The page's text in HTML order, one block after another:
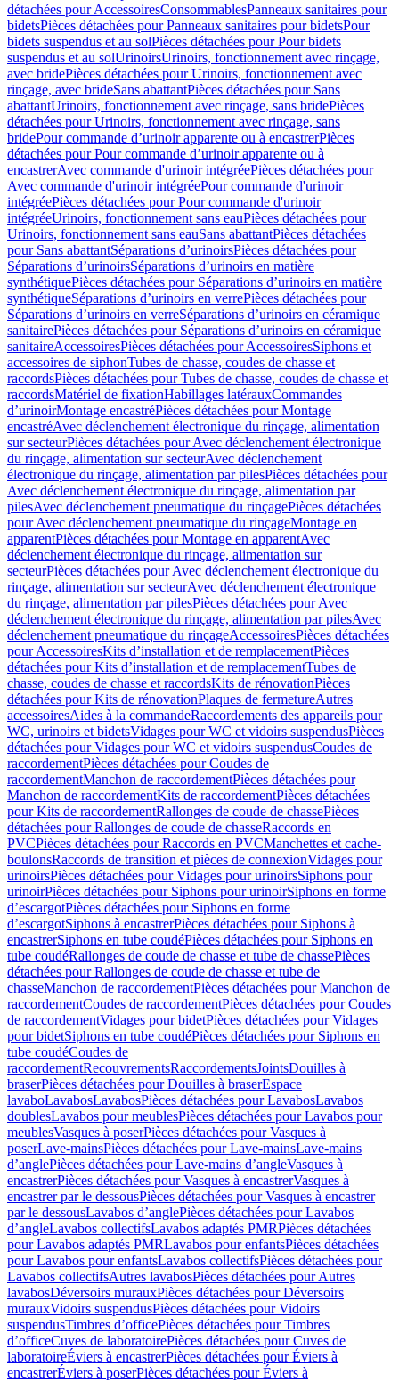
détachées pour AccessoiresConsommablesPanneaux sanitaires pour
bidetsPièces détachées pour Panneaux sanitaires pour bidetsPour
bidets suspendus et au solPièces détachées pour Pour bidets
suspendus et au solUrinoirsUrinoirs, fonctionnement avec rinçage,
avec bridePièces détachées pour Urinoirs, fonctionnement avec
rinçage, avec brideSans abattantPièces détachées pour Sans
abattantUrinoirs, fonctionnement avec rinçage, sans bridePièces
détachées pour Urinoirs, fonctionnement avec rinçage, sans
bridePour commande d’urinoir apparente ou à encastrerPièces
détachées pour Pour commande d’urinoir apparente ou à
encastrerAvec commande d'urinoir intégréePièces détachées pour
Avec commande d'urinoir intégréePour commande d'urinoir
intégréePièces détachées pour Pour commande d'urinoir
intégréeUrinoirs, fonctionnement sans eauPièces détachées pour
Urinoirs, fonctionnement sans eauSans abattantPièces détachées
pour Sans abattantSéparations d’urinoirsPièces détachées pour
Séparations d’urinoirsSéparations d’urinoirs en matière
synthétiquePièces détachées pour Séparations d’urinoirs en matière
synthétiqueSéparations d’urinoirs en verrePièces détachées pour
Séparations d’urinoirs en verreSéparations d’urinoirs en céramique
sanitairePièces détachées pour Séparations d’urinoirs en céramique
sanitaireAccessoiresPièces détachées pour AccessoiresSiphons et
accessoires de siphonTubes de chasse, coudes de chasse et
raccordsPièces détachées pour Tubes de chasse, coudes de chasse et
raccordsMatériel de fixationHabillages latérauxCommandes
dʼurinoirMontage encastréPièces détachées pour Montage
encastréAvec déclenchement électronique du rinçage, alimentation
sur secteurPièces détachées pour Avec déclenchement électronique
du rinçage, alimentation sur secteurAvec déclenchement
électronique du rinçage, alimentation par pilesPièces détachées pour
Avec déclenchement électronique du rinçage, alimentation par
pilesAvec déclenchement pneumatique du rinçagePièces détachées
pour Avec déclenchement pneumatique du rinçageMontage en
apparentPièces détachées pour Montage en apparentAvec
déclenchement électronique du rinçage, alimentation sur
secteurPièces détachées pour Avec déclenchement électronique du
rinçage, alimentation sur secteurAvec déclenchement électronique
du rinçage, alimentation par pilesPièces détachées pour Avec
déclenchement électronique du rinçage, alimentation par pilesAvec
déclenchement pneumatique du rinçageAccessoiresPièces détachées
pour AccessoiresKits d’installation et de remplacementPièces
détachées pour Kits d’installation et de remplacementTubes de
chasse, coudes de chasse et raccordsKits de rénovationPièces
détachées pour Kits de rénovationPlaques de fermetureAutres
accessoiresAides à la commandeRaccordements des appareils pour
WC, urinoirs et bidetsVidages pour WC et vidoirs suspendusPièces
détachées pour Vidages pour WC et vidoirs suspendusCoudes de
raccordementPièces détachées pour Coudes de
raccordementManchon de raccordementPièces détachées pour
Manchon de raccordementKits de raccordementPièces détachées
pour Kits de raccordementRallonges de coude de chassePièces
détachées pour Rallonges de coude de chasseRaccords en
PVCPièces détachées pour Raccords en PVCManchettes et cache-
boulonsRaccords de transition et pièces de connexionVidages pour
urinoirsPièces détachées pour Vidages pour urinoirsSiphons pour
urinoirPièces détachées pour Siphons pour urinoirSiphons en forme
d’escargotPièces détachées pour Siphons en forme
d’escargotSiphons à encastrerPièces détachées pour Siphons à
encastrerSiphons en tube coudéPièces détachées pour Siphons en
tube coudéRallonges de coude de chasse et tube de chassePièces
détachées pour Rallonges de coude de chasse et tube de
chasseManchon de raccordementPièces détachées pour Manchon de
raccordementCoudes de raccordementPièces détachées pour Coudes
de raccordementVidages pour bidetPièces détachées pour Vidages
pour bidetSiphons en tube coudéPièces détachées pour Siphons en
tube coudéCoudes de
raccordementRecouvrementsRaccordementsJointsDouilles à
braserPièces détachées pour Douilles à braserEspace
lavaboLavabosLavabosPièces détachées pour LavabosLavabos
doublesLavabos pour meublesPièces détachées pour Lavabos pour
meublesVasques à poserPièces détachées pour Vasques à
poserLave-mainsPièces détachées pour Lave-mainsLave-mains
d’anglePièces détachées pour Lave-mains d’angleVasques à
encastrerPièces détachées pour Vasques à encastrerVasques à
encastrer par le dessousPièces détachées pour Vasques à encastrer
par le dessousLavabos d’anglePièces détachées pour Lavabos
d’angleLavabos collectifsLavabos adaptés PMRPièces détachées
pour Lavabos adaptés PMRLavabos pour enfantsPièces détachées
pour Lavabos pour enfantsLavabos collectifsPièces détachées pour
Lavabos collectifsAutres lavabosPièces détachées pour Autres
lavabosDéversoirs murauxPièces détachées pour Déversoirs
murauxVidoirs suspendusPièces détachées pour Vidoirs
suspendusTimbres dʼofficePièces détachées pour Timbres
dʼofficeCuves de laboratoirePièces détachées pour Cuves de
laboratoireÉviers à encastrerPièces détachées pour Éviers à
encastrerÉviers à poserPièces détachées pour Éviers à